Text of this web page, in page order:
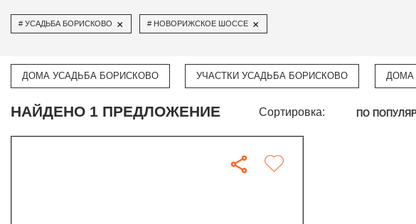
УСАДЬБА БОРИСКОВО × НОВОРИЖСКОЕ ШОССЕ ×
ДОМА УСАДЬБА БОРИСКОВО УЧАСТКИ УСАДЬБА БОРИСКОВО ДОМА
НАЙДЕНО 1 ПРЕДЛОЖЕНИЕ Сортировка: ПО